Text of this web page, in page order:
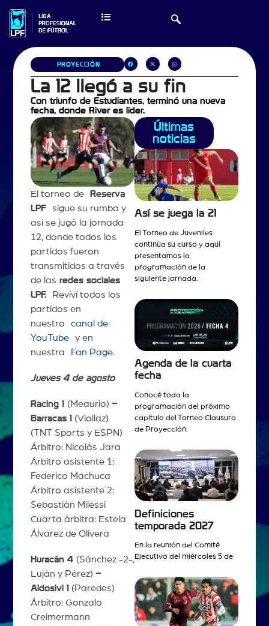
PROYECCIÓN
La 12 llegó a su fin
Con triunfo de Estudiantes, terminó una nueva
fecha, donde River es líder.
El torneo de
Reserva
LPFsigue su rumbo y
así se jugó la jornada
12, donde todos los
partidos fueron
transmitidos a través
de las redes sociales
LPF.Reviví todos los
partidos en
nuestro canal de
YouTubey en
nuestra
Fan Page.
Jueves 4 de agosto
Racing 1 (Meaurio) –
Barracas 1 (Viollaz)
(TNT Sports y ESPN)
Árbitro: Nicolás Jara
Árbitro asistente 1:
Federico Machuca
Árbitro asistente 2:
Sebastián Milessi
Cuarta árbitra: Estela
Álvarez de Olivera
Huracán 4 (Sánchez -2-,
Luján y Pérez) –
Aldosivi 1 (Paredes)
Árbitro: Gonzalo
Creimermann
Últimas
noticias
Así se juega la 21
El Torneo de Juveniles
continúa su curso y aquí
presentamos la
programación de la
siguiente jornada.
Agenda de la cuarta
fecha
Conocé toda la
programación del próximo
capítulo del Torneo Clausura
de Proyección.
Definiciones
temporada 2027
En la reunión del Comité
Ejecutivo del miércoles 5 de